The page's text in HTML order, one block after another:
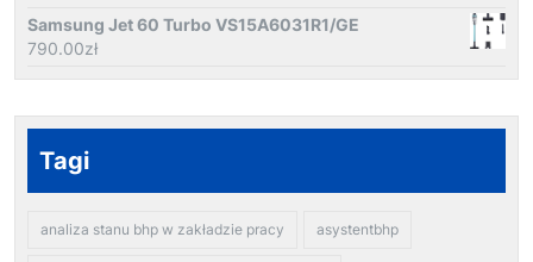
Samsung Jet 60 Turbo VS15A6031R1/GE
790.00zł
Tagi
analiza stanu bhp w zakładzie pracy asystentbhp